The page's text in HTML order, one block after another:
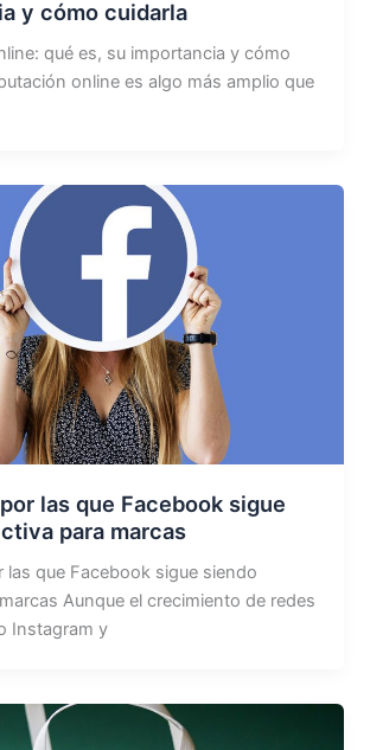
y cómo cuidarla
qué es, su importancia y cómo
online es algo más amplio que
las que Facebook sigue
para marcas
las que Facebook sigue siendo
Aunque el crecimiento de redes
Instagram y